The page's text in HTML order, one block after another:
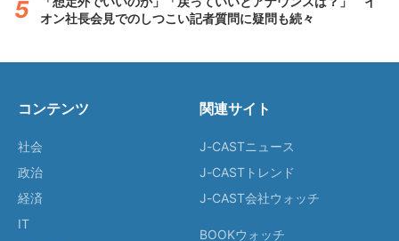
オン社長会見でのしつこい記者質問に疑問も続々
コンテンツ
社会
政治
経済
IT
関連サイト
J-CASTニュース
J-CASTトレンド
J-CAST会社ウォッチ
BOOKウォッチ